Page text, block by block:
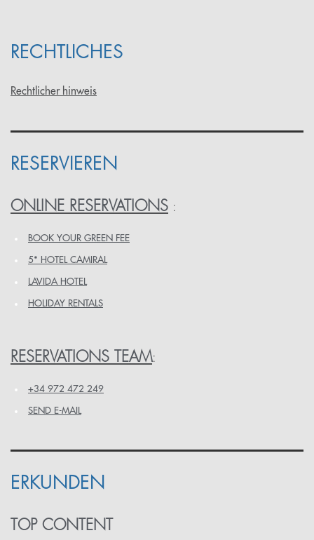
RECHTLICHES
Rechtlicher hinweis
RESERVIEREN
ONLINE RESERVATIONS :
BOOK YOUR GREEN FEE
5* HOTEL CAMIRAL
LAVIDA HOTEL
HOLIDAY RENTALS
RESERVATIONS TEAM:
+34 972 472 249
SEND E-MAIL
ERKUNDEN
TOP CONTENT